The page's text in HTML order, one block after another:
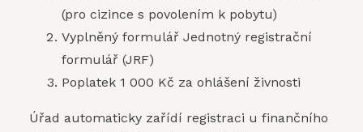
(pro cizince s povolením k pobytu)
Vyplněný formulář Jednotný registrační
formulář (JRF)
Poplatek 1 000 Kč za ohlášení živnosti
Úřad automaticky zařídí registraci u finančního